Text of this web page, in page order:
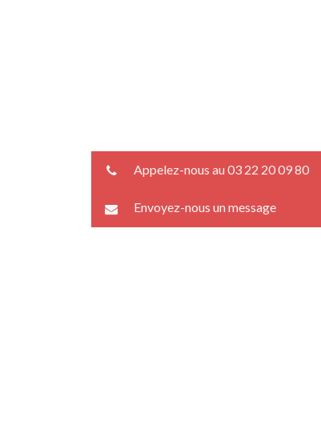
Appelez-nous au 03 22 20 09 80
Envoyez-nous un message